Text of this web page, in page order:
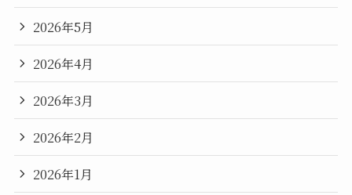
2026年5月
2026年4月
2026年3月
2026年2月
2026年1月